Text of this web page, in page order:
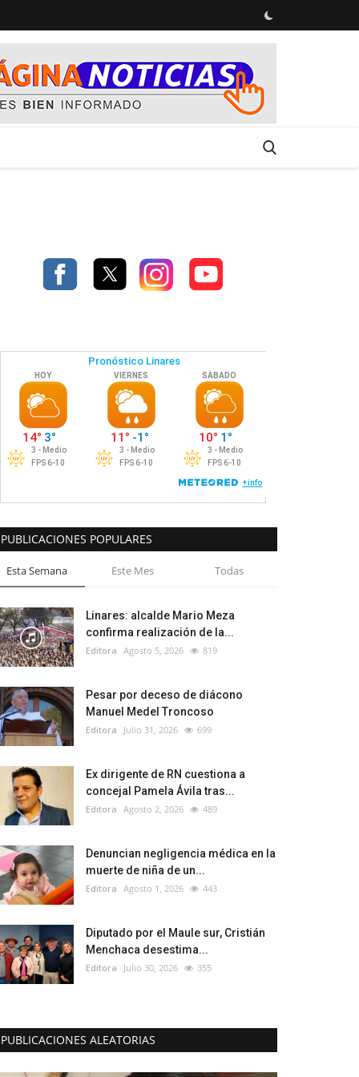
PUBLICACIONES POPULARES
Esta Semana Este Mes Todas
Linares: alcalde Mario Meza
confirma realización de la...
Editora Agosto 5, 2026 819
Pesar por deceso de diácono
Manuel Medel Troncoso
Editora Julio 31, 2026 699
Ex dirigente de RN cuestiona a
concejal Pamela Ávila tras...
Editora Agosto 2, 2026 489
Denuncian negligencia médica en la
muerte de niña de un...
Editora Agosto 1, 2026 443
Diputado por el Maule sur, Cristián
Menchaca desestima...
Editora Julio 30, 2026 355
PUBLICACIONES ALEATORIAS